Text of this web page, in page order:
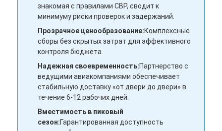
Главная страница
Продукция
О Компании
знакомая с правилами CBP, сводит к
минимуму риски проверок и задержаний.
Прозрачное ценообразование:Комплексные
сборы без скрытых затрат для эффективного
контроля бюджета
Надежная своевременность:Партнерство с
ведущими авиакомпаниями обеспечивает
стабильную доставку «от двери до двери» в
течение 6-12 рабочих дней.
Вместимость в пиковый
сезон:Гарантированная доступность